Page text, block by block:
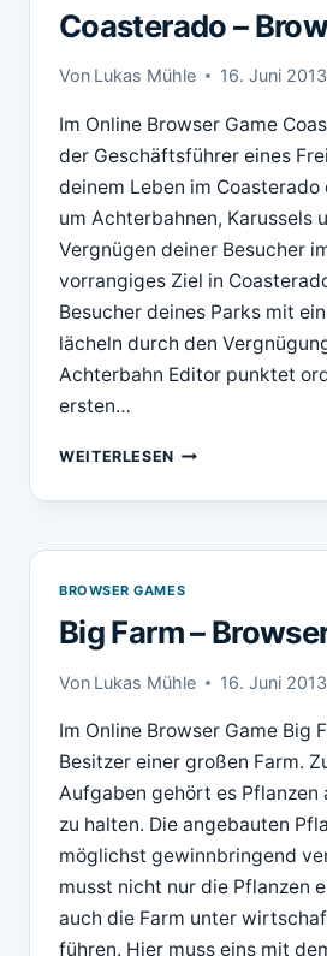
Coasterado –
Von Lukas Mühle 16. Juni 2013
Im Online Browser Game
der Geschäftsführer eines
deinem Leben im
um Achterbahnen, Karussels
Vergnügen deiner Besucher
vorrangiges Ziel in
Besucher deines Parks mit
lächeln durch den
Achterbahn Editor punktet
ersten…
WEITERLESENCOASTERADO
BROWSER
BROWSER GAMES
Big Farm –
Von Lukas Mühle 16. Juni 2013
Im Online Browser Game Big
Besitzer einer großen Farm.
Aufgaben gehört es Pflanzen
zu halten. Die angebauten
möglichst gewinnbringend
musst nicht nur die Pflanzen
auch die Farm unter
führen. Hier muss eins mit